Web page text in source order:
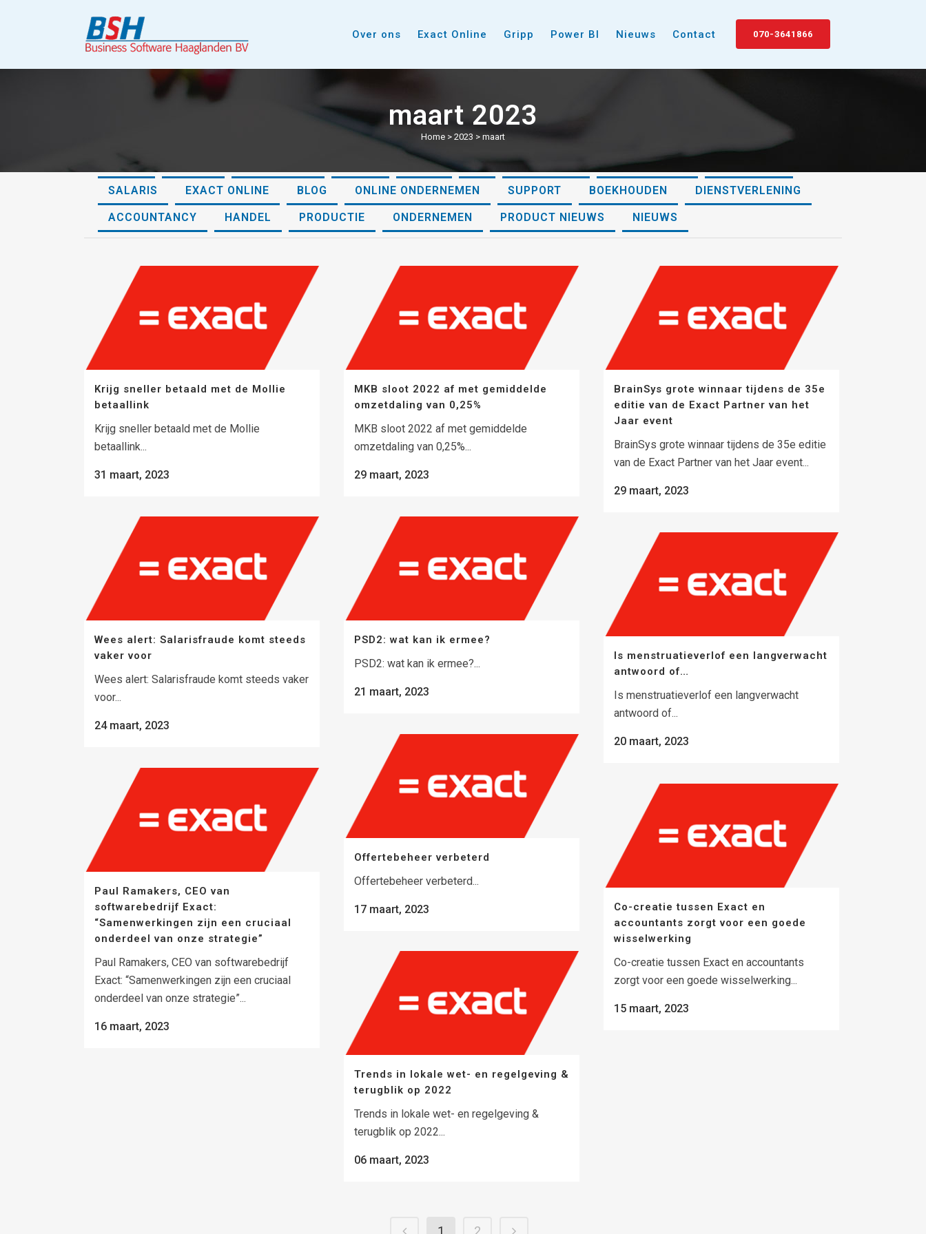
070-3641866
Over ons Exact Online Gripp Power BI Nieuws Contact
maart 2023
Home > 2023 > maart
ALLES BOUW EXACT LIVE TECHNOLOGIE
SALARIS EXACT ONLINE BLOG ONLINE ONDERNEMEN SUPPORT BOEKHOUDEN DIENSTVERLENING
ACCOUNTANCY HANDEL PRODUCTIE ONDERNEMEN PRODUCT NIEUWS NIEUWS
Krijg sneller betaald met de Mollie
betaallink
Krijg sneller betaald met de Mollie
betaallink...
31 maart, 2023
MKB sloot 2022 af met gemiddelde
omzetdaling van 0,25%
MKB sloot 2022 af met gemiddelde
omzetdaling van 0,25%...
29 maart, 2023
BrainSys grote winnaar tijdens de 35e
editie van de Exact Partner van het
Jaar event
BrainSys grote winnaar tijdens de 35e editie
van de Exact Partner van het Jaar event...
29 maart, 2023
Wees alert: Salarisfraude komt steeds
vaker voor
Wees alert: Salarisfraude komt steeds vaker
voor...
24 maart, 2023
PSD2: wat kan ik ermee?
PSD2: wat kan ik ermee?...
21 maart, 2023
Is menstruatieverlof een langverwacht
antwoord of…
Is menstruatieverlof een langverwacht
antwoord of...
20 maart, 2023
Offertebeheer verbeterd
Offertebeheer verbeterd...
17 maart, 2023
Paul Ramakers, CEO van
softwarebedrijf Exact:
“Samenwerkingen zijn een cruciaal
onderdeel van onze strategie”
Paul Ramakers, CEO van softwarebedrijf
Exact: “Samenwerkingen zijn een cruciaal
onderdeel van onze strategie”...
16 maart, 2023
Co-creatie tussen Exact en
accountants zorgt voor een goede
wisselwerking
Co-creatie tussen Exact en accountants
zorgt voor een goede wisselwerking...
15 maart, 2023
Trends in lokale wet- en regelgeving &
terugblik op 2022
Trends in lokale wet- en regelgeving &
terugblik op 2022...
06 maart, 2023
1 2